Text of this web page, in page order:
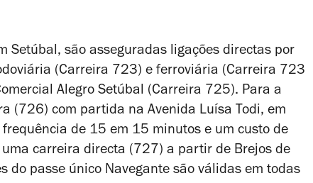
Setúbal, são asseguradas ligações directas por
(Carreira 723) e ferroviária (Carreira 723
Alegro Setúbal (Carreira 725). Para a
(726) com partida na Avenida Luísa Todi, em
de 15 em 15 minutos e um custo de
carreira directa (727) a partir de Brejos de
do passe único Navegante são válidas em todas